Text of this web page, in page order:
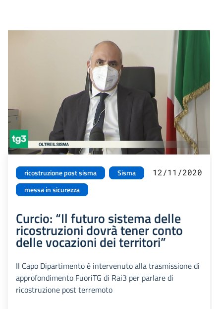
ricostruzione post sisma
Sisma
messa in sicurezza
12/11/2020
Curcio: “Il futuro sistema delle
ricostruzioni dovrà tener conto
delle vocazioni dei territori”
Il Capo Dipartimento è intervenuto alla trasmissione di
approfondimento FuoriTG di Rai3 per parlare di
ricostruzione post terremoto